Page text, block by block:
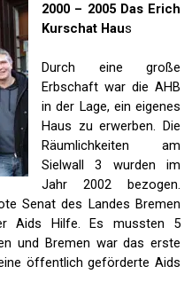
2000 – 2005 Das Erich
Kurschat Haus
Durch eine große
Erbschaft war die AHB
in der Lage, ein eigenes
Haus zu erwerben. Die
Räumlichkeiten am
Sielwall 3 wurden im
Jahr 2002 bezogen.
Senat des Landes Bremen
Aids Hilfe. Es mussten 5
und Bremen war das erste
öffentlich geförderte Aids